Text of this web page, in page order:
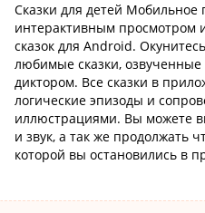
Сказки для детей Мобильное
интерактивным просмотром
сказок для Android.
любимые сказки,
диктором. Все сказки в
логические эпизоды и
иллюстрациями. Вы можете
и звук, а так же продолжать
которой вы остановились в